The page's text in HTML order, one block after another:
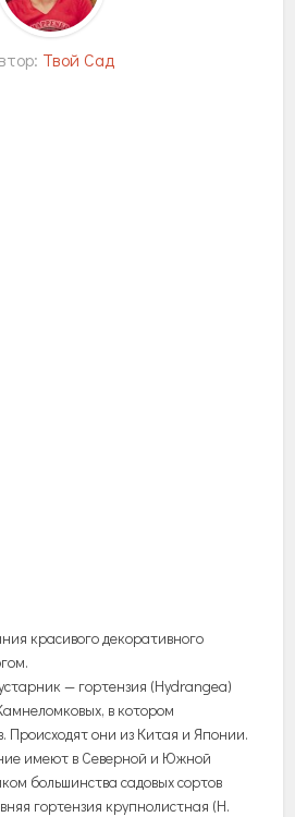
Твой Сад
красивого декоративного
— гортензия (Нydrangea)
в котором
Происходят они из Китая и Японии.
имеют в Северной и Южной
большинства садовых сортов
гортензия крупнолистная (H.